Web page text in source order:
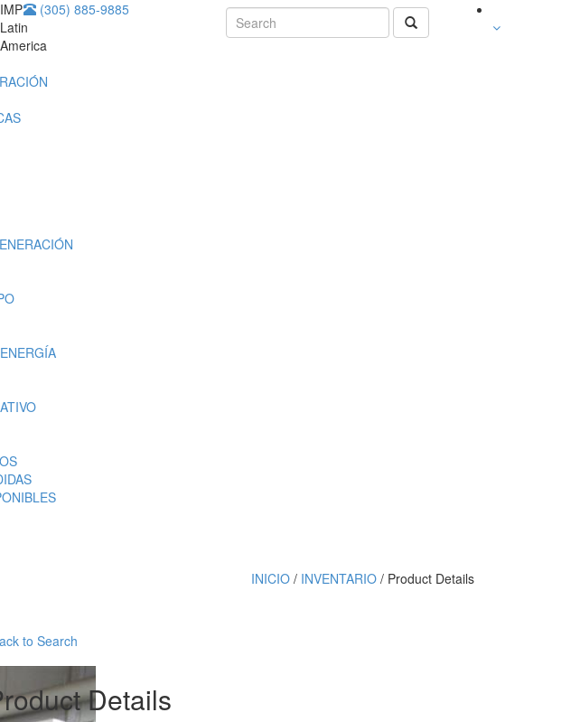
IMP
Latin
America
(305) 885-9885
INICIO/ INVENTARIO/ Product Details
to Search
Details